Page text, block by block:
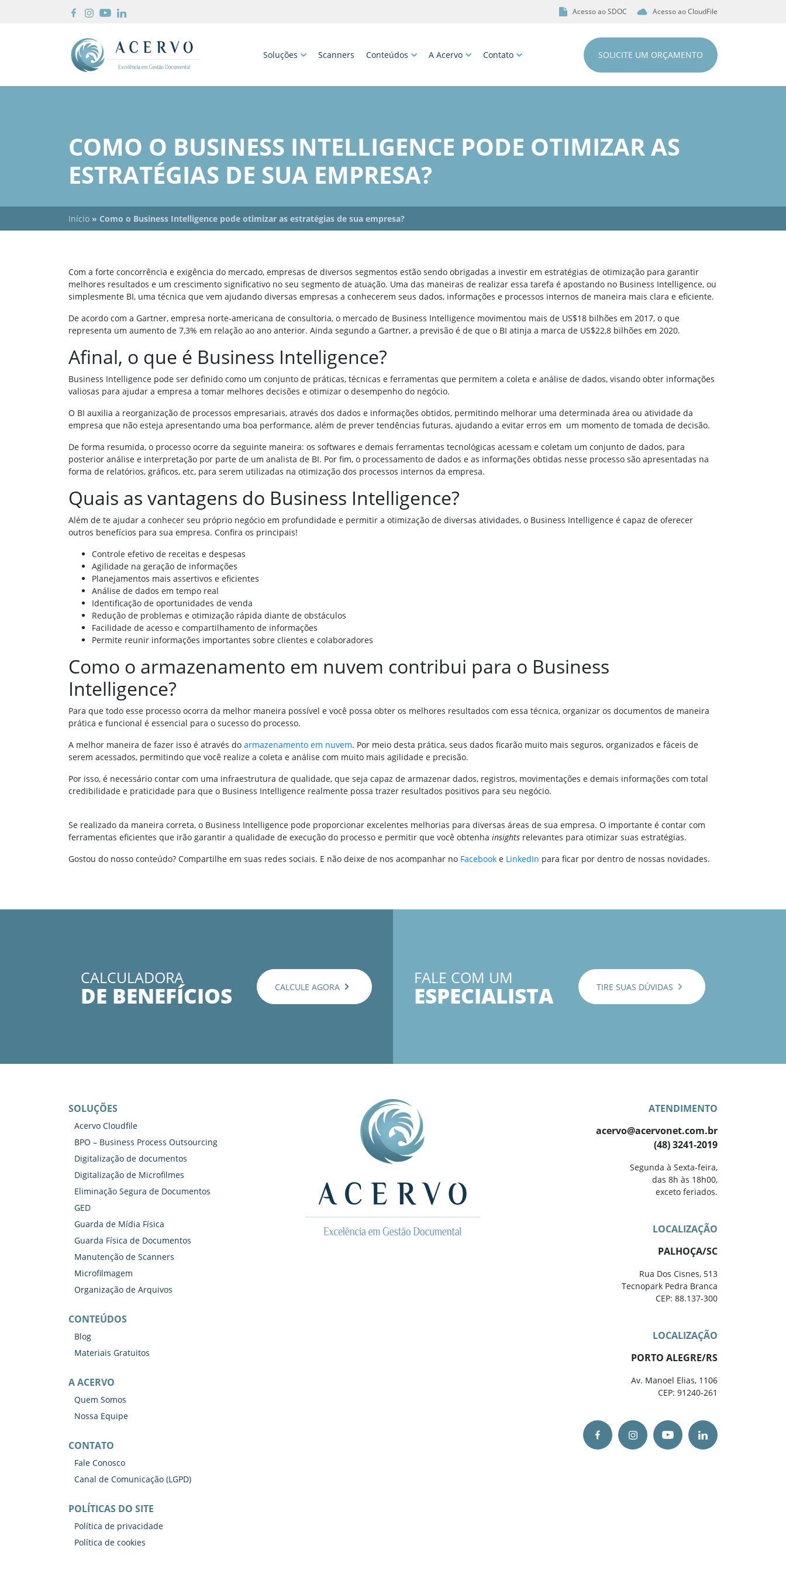
Acesso ao SDOC Acesso ao CloudFile
Soluções Scanners Conteúdos A Acervo Contato SOLICITE UM ORÇAMENTO
COMO O BUSINESS INTELLIGENCE PODE OTIMIZAR AS
ESTRATÉGIAS DE SUA EMPRESA?
Início » Como o Business Intelligence pode otimizar as estratégias de sua empresa?
Com a forte concorrência e exigência do mercado, empresas de diversos segmentos estão sendo obrigadas a investir em estratégias de otimização para garantir
melhores resultados e um crescimento significativo no seu segmento de atuação. Uma das maneiras de realizar essa tarefa é apostando no Business Intelligence, ou
simplesmente BI, uma técnica que vem ajudando diversas empresas a conhecerem seus dados, informações e processos internos de maneira mais clara e eficiente.
De acordo com a Gartner, empresa norte-americana de consultoria, o mercado de Business Intelligence movimentou mais de US$18 bilhões em 2017, o que
representa um aumento de 7,3% em relação ao ano anterior. Ainda segundo a Gartner, a previsão é de que o BI atinja a marca de US$22,8 bilhões em 2020.
Afinal, o que é Business Intelligence?
Business Intelligence pode ser definido como um conjunto de práticas, técnicas e ferramentas que permitem a coleta e análise de dados, visando obter informações
valiosas para ajudar a empresa a tomar melhores decisões e otimizar o desempenho do negócio.
O BI auxilia a reorganização de processos empresariais, através dos dados e informações obtidos, permitindo melhorar uma determinada área ou atividade da
empresa que não esteja apresentando uma boa performance, além de prever tendências futuras, ajudando a evitar erros em um momento de tomada de decisão.
De forma resumida, o processo ocorre da seguinte maneira: os softwares e demais ferramentas tecnológicas acessam e coletam um conjunto de dados, para
posterior análise e interpretação por parte de um analista de BI. Por fim, o processamento de dados e as informações obtidas nesse processo são apresentadas na
forma de relatórios, gráficos, etc, para serem utilizadas na otimização dos processos internos da empresa.
Quais as vantagens do Business Intelligence?
Além de te ajudar a conhecer seu próprio negócio em profundidade e permitir a otimização de diversas atividades, o Business Intelligence é capaz de oferecer
outros benefícios para sua empresa. Confira os principais!
Controle efetivo de receitas e despesas
Agilidade na geração de informações
Planejamentos mais assertivos e eficientes
Análise de dados em tempo real
Identificação de oportunidades de venda
Redução de problemas e otimização rápida diante de obstáculos
Facilidade de acesso e compartilhamento de informações
Permite reunir informações importantes sobre clientes e colaboradores
Como o armazenamento em nuvem contribui para o Business
Intelligence?
Para que todo esse processo ocorra da melhor maneira possível e você possa obter os melhores resultados com essa técnica, organizar os documentos de maneira
prática e funcional é essencial para o sucesso do processo.
A melhor maneira de fazer isso é através do armazenamento em nuvem. Por meio desta prática, seus dados ficarão muito mais seguros, organizados e fáceis de
serem acessados, permitindo que você realize a coleta e análise com muito mais agilidade e precisão.
Por isso, é necessário contar com uma infraestrutura de qualidade, que seja capaz de armazenar dados, registros, movimentações e demais informações com total
credibilidade e praticidade para que o Business Intelligence realmente possa trazer resultados positivos para seu negócio.
Se realizado da maneira correta, o Business Intelligence pode proporcionar excelentes melhorias para diversas áreas de sua empresa. O importante é contar com
ferramentas eficientes que irão garantir a qualidade de execução do processo e permitir que você obtenha insights relevantes para otimizar suas estratégias.
Gostou do nosso conteúdo? Compartilhe em suas redes sociais. E não deixe de nos acompanhar no Facebook e LinkedIn para ficar por dentro de nossas novidades.
CALCULADORA
DE BENEFÍCIOS CALCULE AGORA FALE COM UM
ESPECIALISTA TIRE SUAS DÚVIDAS
SOLUÇÕES
Acervo Cloudfile
BPO – Business Process Outsourcing
Digitalização de documentos
Digitalização de Microfilmes
Eliminação Segura de Documentos
GED
Guarda de Mídia Física
Guarda Física de Documentos
Manutenção de Scanners
Microfilmagem
Organização de Arquivos
CONTEÚDOS
Blog
Materiais Gratuitos
A ACERVO
Quem Somos
Nossa Equipe
CONTATO
Fale Conosco
Canal de Comunicação (LGPD)
POLÍTICAS DO SITE
Política de privacidade
Política de cookies
ATENDIMENTO
acervo@acervonet.com.br
(48) 3241-2019
Segunda à Sexta-feira,
das 8h às 18h00,
exceto feriados.
LOCALIZAÇÃO
PALHOÇA/SC
Rua Dos Cisnes, 513
Tecnopark Pedra Branca
CEP: 88.137-300
LOCALIZAÇÃO
PORTO ALEGRE/RS
Av. Manoel Elias, 1106
CEP: 91240-261